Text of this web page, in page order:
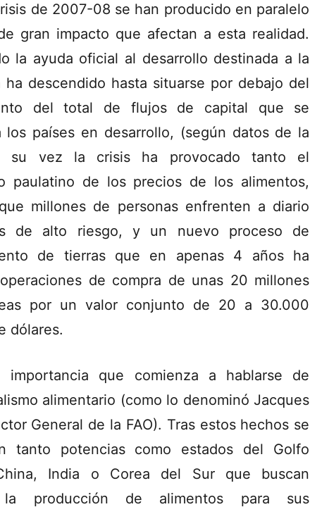
de 2007-08 se han producido en paralelo
gran impacto que afectan a esta realidad.
la ayuda oficial al desarrollo destinada a la
ha descendido hasta situarse por debajo del
del total de flujos de capital que se
los países en desarrollo, (según datos de la
su vez la crisis ha provocado tanto el
paulatino de los precios de los alimentos,
millones de personas enfrenten a diario
de alto riesgo, y un nuevo proceso de
de tierras que en apenas 4 años ha
de compra de unas 20 millones
por un valor conjunto de 20 a 30.000
dólares.
que comienza a hablarse de
alimentario (como lo denominó Jacques
General de la FAO). Tras estos hechos se
tanto potencias como estados del Golfo
India o Corea del Sur que buscan
la producción de alimentos para sus